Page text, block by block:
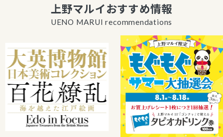
上野マルイおすすめ情報
UENO MARUI recommendations